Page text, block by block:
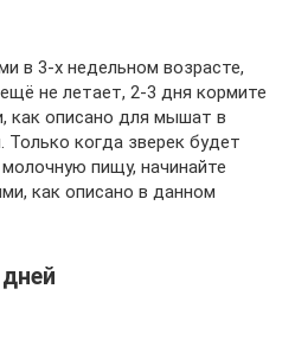
в 3-х недельном возрасте,
не летает, 2-3 дня кормите
как описано для мышат в
Только когда зверек будет
пищу, начинайте
как описано в данном